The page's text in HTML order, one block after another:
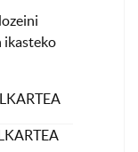
ikasteko